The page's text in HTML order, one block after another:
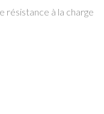
résistance à la charge